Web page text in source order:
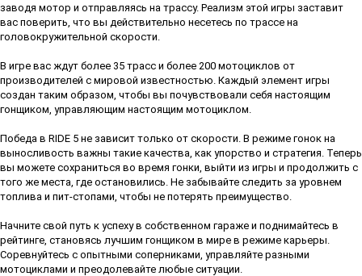
заводя мотор и отправляясь на трассу. Реализм этой игры заставит
вас поверить, что вы действительно несетесь по трассе на
головокружительной скорости.
В игре вас ждут более 35 трасс и более 200 мотоциклов от
производителей с мировой известностью. Каждый элемент игры
создан таким образом, чтобы вы почувствовали себя настоящим
гонщиком, управляющим настоящим мотоциклом.
Победа в RIDE 5 не зависит только от скорости. В режиме гонок на
выносливость важны такие качества, как упорство и стратегия. Теперь
вы можете сохраниться во время гонки, выйти из игры и продолжить с
того же места, где остановились. Не забывайте следить за уровнем
топлива и пит-стопами, чтобы не потерять преимущество.
Начните свой путь к успеху в собственном гараже и поднимайтесь в
рейтинге, становясь лучшим гонщиком в мире в режиме карьеры.
Соревнуйтесь с опытными соперниками, управляйте разными
мотоциклами и преодолевайте любые ситуации.